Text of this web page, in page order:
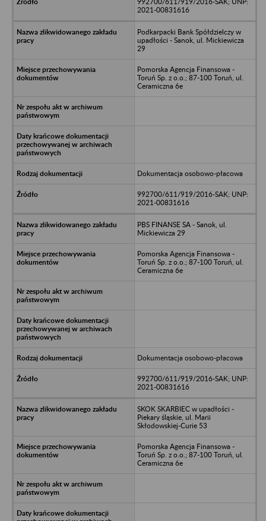
2021-00831616
Podkarpacki Bank Spółdzielczy w
upadłości - Sanok, ul. Mickiewicza
29
Pomorska Agencja Finansowa -
Toruń Sp. z o.o.; 87-100 Toruń, ul.
Ceramiczna 6e
Dokumentacja osobowo-płacowa
992700/611/919/2016-SAK; UNP:
2021-00831616
PBS FINANSE SA - Sanok, ul.
Mickiewicza 29
Pomorska Agencja Finansowa -
Toruń Sp. z o.o.; 87-100 Toruń, ul.
Ceramiczna 6e
Dokumentacja osobowo-płacowa
992700/611/919/2016-SAK; UNP:
2021-00831616
SKOK SKARBIEC w upadłości -
Piekary śląskie, ul. Marii
Skłodowskiej-Curie 53
Pomorska Agencja Finansowa -
Toruń Sp. z o.o.; 87-100 Toruń, ul.
Ceramiczna 6e